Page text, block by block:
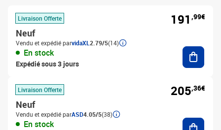
Livraison Offerte
Neuf
Vendu et expédié parvidaXL 2.79/5(14)
En stock
Expédié sous 3 jours
191 ,99€
Livraison Offerte
Neuf
Vendu et expédié parASD4.05/5(38)
En stock
205,36€